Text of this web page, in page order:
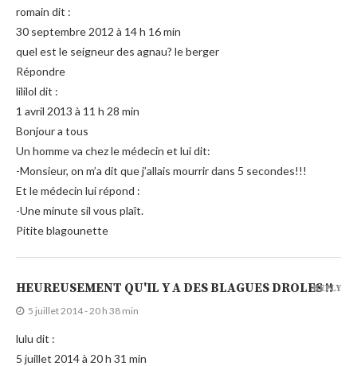
romain dit :
30 septembre 2012 à 14 h 16 min
quel est le seigneur des agnau? le berger
Répondre
lililol dit :
1 avril 2013 à 11 h 28 min
Bonjour a tous
Un homme va chez le médecin et lui dit:
-Monsieur, on m’a dit que j’allais mourrir dans 5 secondes!!!
Et le médecin lui répond :
-Une minute sil vous plaît.
Pitite blagounette
HEUREUSEMENT QU'IL Y A DES BLAGUES DROLES !!
5 juillet 2014 - 20 h 38 min
lulu dit :
5 juillet 2014 à 20 h 31 min
REPLY